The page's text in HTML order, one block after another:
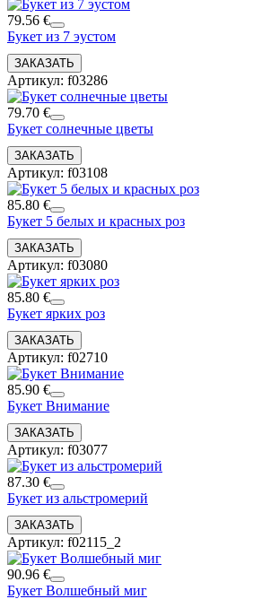
79.56 €
Букет из 7 эустом
Артикул: f03286
79.70 €
Букет солнечные цветы
Артикул: f03108
85.80 €
Букет 5 белых и красных роз
Артикул: f03080
85.80 €
Букет ярких роз
Артикул: f02710
85.90 €
Букет Внимание
Артикул: f03077
87.30 €
Букет из альстромерий
Артикул: f02115_2
90.96 €
Букет Волшебный миг